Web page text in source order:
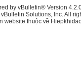
by vBulletin® Version
Solutions, Inc. All
website thuộc về